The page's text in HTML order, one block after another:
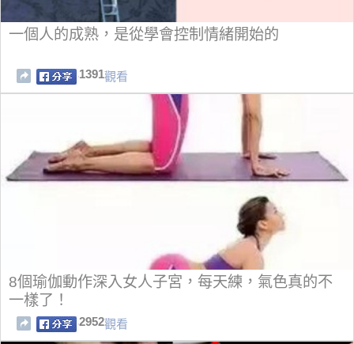
一個人的成熟，是從學會控制情緒開始的
1391觀看
8個瑜伽動作深入女人子宮，每天練，氣色真的不
一樣了！
2952觀看